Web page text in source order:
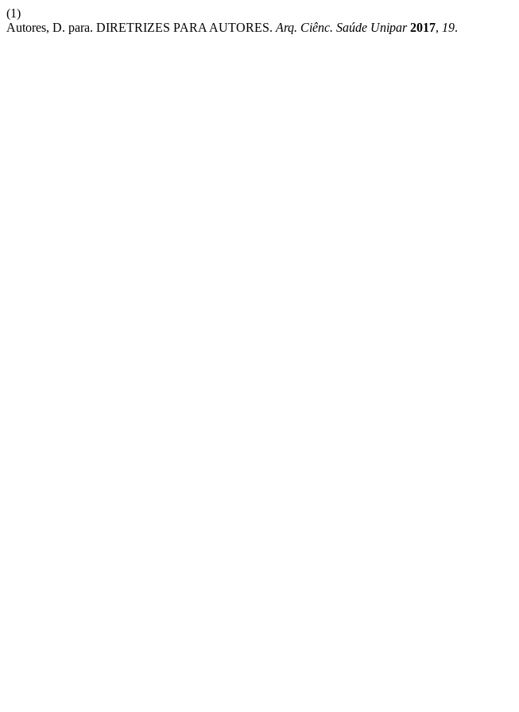
(1)
Autores, D. para. DIRETRIZES PARA AUTORES. Arq. Ciênc. Saúde Unipar 2017, 19.